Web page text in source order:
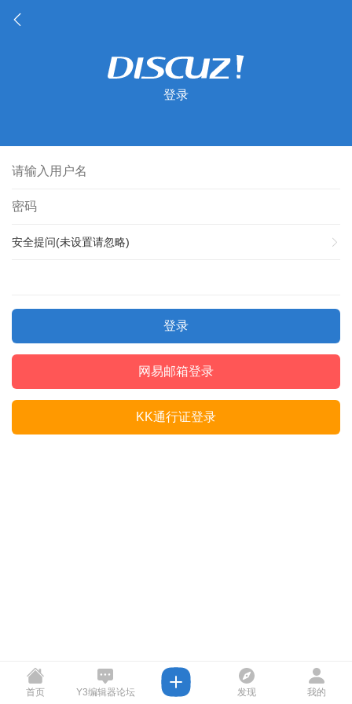
登录
安全提问(未设置请忽略)
登录
网易邮箱登录
KK通行证登录
首页 Y3编辑器论坛 发现 我的